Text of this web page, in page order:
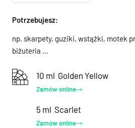
Potrzebujesz:
np. skarpety, guziki, wstążki, motek
biżuteria ...
10 ml Golden Yellow
Zamów online
5 ml Scarlet
Zamów online